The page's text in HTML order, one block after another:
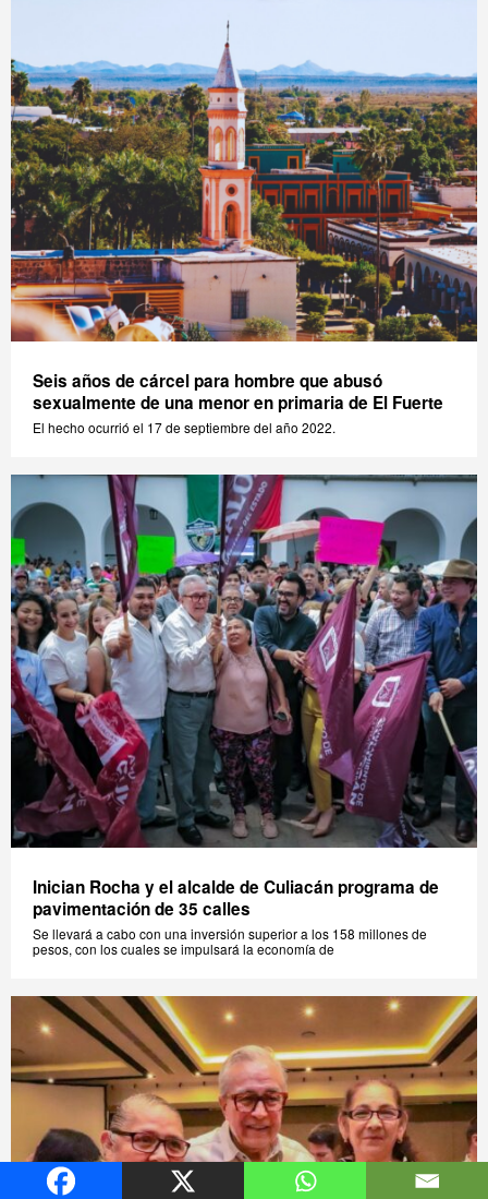
Seis años de cárcel para hombre que abusó
sexualmente de una menor en primaria de El Fuerte
El hecho ocurrió el 17 de septiembre del año 2022.
Inician Rocha y el alcalde de Culiacán programa de
pavimentación de 35 calles
Se llevará a cabo con una inversión superior a los 158 millones de
pesos, con los cuales se impulsará la economía de